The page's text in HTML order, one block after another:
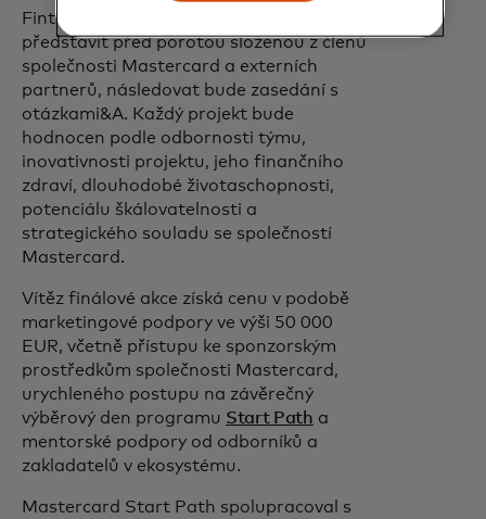
Fintechové budou muset své projekty
představit před porotou složenou z členů
společnosti Mastercard a externích
partnerů, následovat bude zasedání s
otázkami&A. Každý projekt bude
hodnocen podle odbornosti týmu,
inovativnosti projektu, jeho finančního
zdraví, dlouhodobé životaschopnosti,
potenciálu škálovatelnosti a
strategického souladu se společností
Mastercard.
Vítěz finálové akce získá cenu v podobě
marketingové podpory ve výši 50 000
EUR, včetně přístupu ke sponzorským
prostředkům společnosti Mastercard,
urychleného postupu na závěrečný
výběrový den programu Start Path a
mentorské podpory od odborníků a
zakladatelů v ekosystému.
Mastercard Start Path spolupracoval s